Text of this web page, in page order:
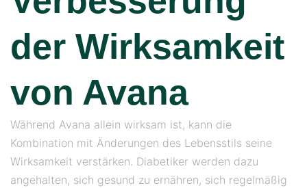
der Wirksamkeit
von Avana
Während Avana allein wirksam ist, kann die
Kombination mit Änderungen des Lebensstils seine
Wirksamkeit verstärken. Diabetiker werden dazu
angehalten, sich gesund zu ernähren, sich regelmäßig